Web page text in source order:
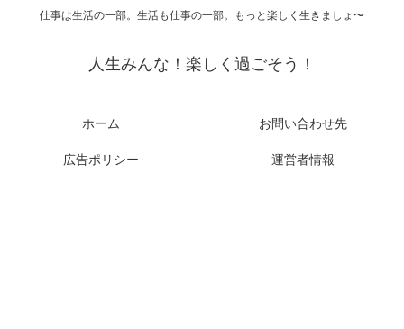
仕事は生活の一部。生活も仕事の一部。もっと楽しく生きましょ〜
人生みんな！楽しく過ごそう！
ホーム お問い合わせ先
広告ポリシー 運営者情報